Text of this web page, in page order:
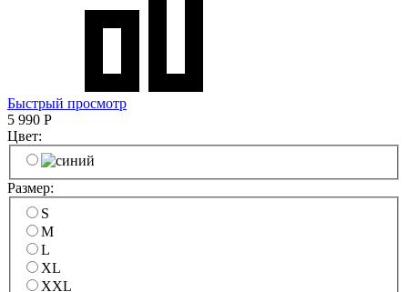
Быстрый просмотр
5 990 Р
Цвет:
Размер:
S
M
L
XL
XXL